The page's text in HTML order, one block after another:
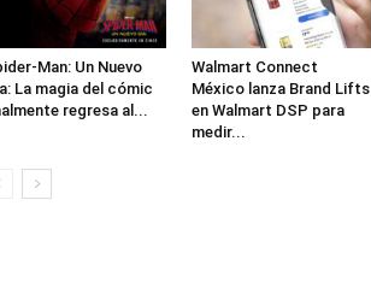
Man: Un Nuevo
La magia del cómic
regresa al...
Walmart Connect
México lanza Brand Lifts
en Walmart DSP para
medir...